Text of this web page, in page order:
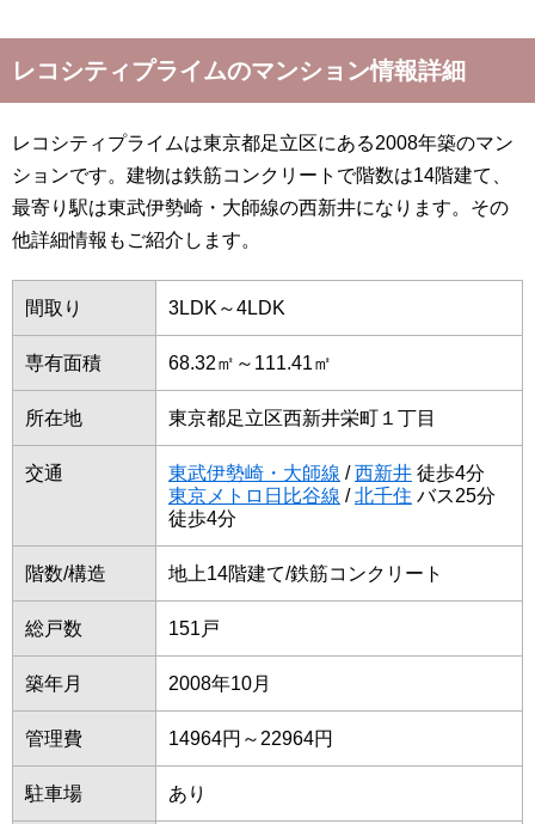
レコシティプライムのマンション情報詳細
レコシティプライムは東京都足立区にある2008年築のマン
ションです。建物は鉄筋コンクリートで階数は14階建て、
最寄り駅は東武伊勢崎・大師線の西新井になります。その
他詳細情報もご紹介します。
間取り 3LDK～4LDK
専有面積 68.32㎡～111.41㎡
所在地 東京都足立区西新井栄町１丁目
交通 東武伊勢崎・大師線 /西新井 徒歩4分
東京メトロ日比谷線 /北千住 バス25分
徒歩4分
階数/構造 地上14階建て/鉄筋コンクリート
総戸数 151戸
築年月 2008年10月
管理費 14964円～22964円
駐車場 あり